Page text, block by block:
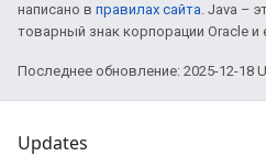
написано в правилах сайта. Java –
товарный знак корпорации Oracle
Последнее обновление: 2025-12-18
Updates